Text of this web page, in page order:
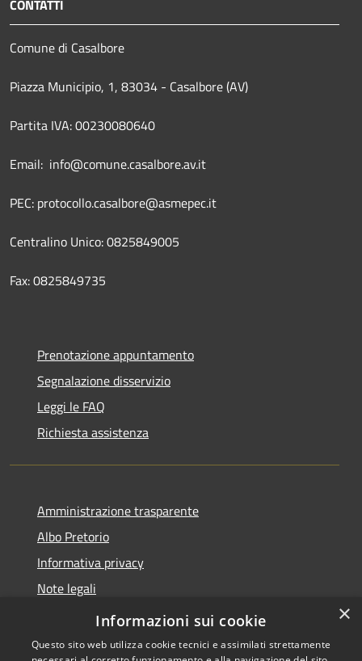
CONTATTI
Comune di Casalbore
Piazza Municipio, 1, 83034 - Casalbore (AV)
Partita IVA: 00230080640
Email: info@comune.casalbore.av.it
PEC: protocollo.casalbore@asmepec.it
Centralino Unico: 0825849005
Fax: 0825849735
Prenotazione appuntamento
Segnalazione disservizio
Leggi le FAQ
Richiesta assistenza
Amministrazione trasparente
Albo Pretorio
Informativa privacy
Note legali
Dichiarazione di accessibilità
×
Informazioni sui cookie
Questo sito web utilizza cookie tecnici e assimilati strettamente